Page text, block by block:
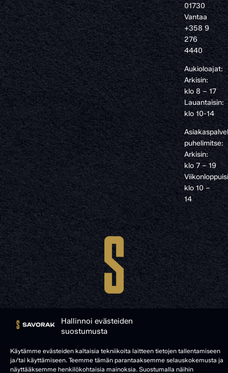
Hallinnoi evästeiden
suostumusta
Käytämme evästeiden kaltaisia tekniikoita laitteen tietojen tallentamiseen
ja/tai käyttämiseen. Teemme tämän parantaaksemme selauskokemusta ja
näyttääksemme henkilökohtaisia mainoksia. Suostumalla näihin
01730
Vantaa
+358 9
276
4440
Aukioloajat:
Arkisin:
klo 8 – 17
Lauantaisin:
klo 10-14
puhelimitse:
Arkisin:
klo 7 – 19
klo 10 –
14
© SAVORAK 2025